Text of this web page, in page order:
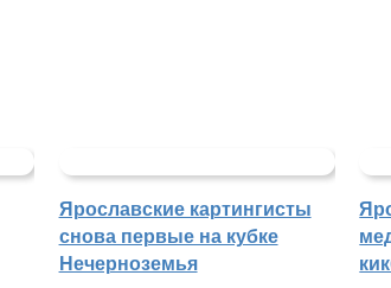
Ярославские картингисты
снова первые на кубке
Нечерноземья